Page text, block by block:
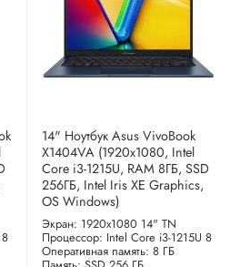
14" Ноутбук Asus VivoBook
X1404VA (1920x1080, Intel
Core i3-1215U, RAM 8ГБ, SSD
256ГБ, Intel Iris XE Graphics,
OS Windows)
Экран: 1920x1080 14" TN
Процессор: Intel Core i3-1215U 8
Оперативная память: 8 ГБ